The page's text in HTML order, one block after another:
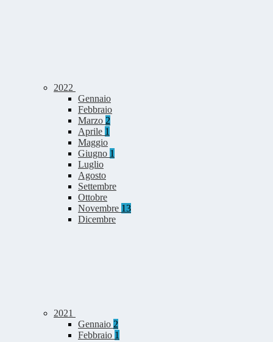
2022
Gennaio
Febbraio
Marzo 2
Aprile 1
Maggio
Giugno 1
Luglio
Agosto
Settembre
Ottobre
Novembre 13
Dicembre
2021
Gennaio 2
Febbraio 1